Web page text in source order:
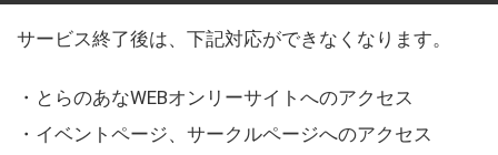
サービス終了後は、下記対応ができなくなります。
・とらのあなWEBオンリーサイトへのアクセス
・イベントページ、サークルページへのアクセス